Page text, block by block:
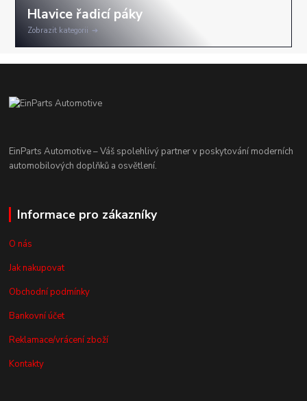
Zobrazit kategorii
EinParts Automotive – Váš spolehlivý partner v poskytování moderních
automobilových doplňků a osvětlení.
Informace pro zákazníky
O nás
Jak nakupovat
Obchodní podmínky
Bankovní účet
Reklamace/vrácení zboží
Kontakty